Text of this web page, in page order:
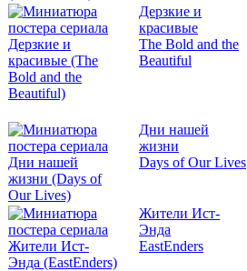
Дерзкие и
красивые
The Bold and the
Beautiful
Дни нашей
жизни
Days of Our Lives
Жители Ист-
Энда
EastEnders